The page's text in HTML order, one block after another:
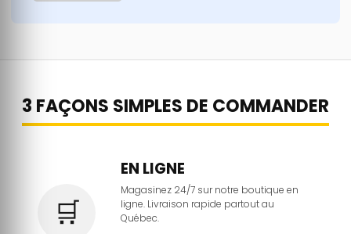
3 FAÇONS SIMPLES DE COMMANDER
🛒
EN LIGNE
Magasinez 24/7 sur notre boutique en
ligne. Livraison rapide partout au
Québec.